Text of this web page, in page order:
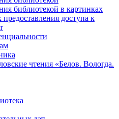
библиотекой в картинках
доступа к
чтения «Белов. Вологда.